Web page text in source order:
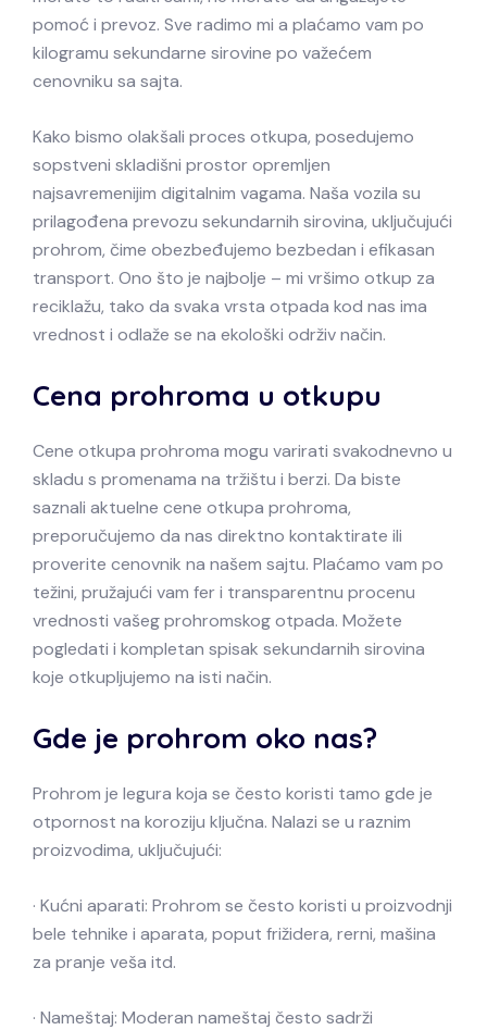
pomoć i prevoz. Sve radimo mi a plaćamo vam po
kilogramu sekundarne sirovine po važećem
cenovniku sa sajta.
Kako bismo olakšali proces otkupa, posedujemo
sopstveni skladišni prostor opremljen
najsavremenijim digitalnim vagama. Naša vozila su
prilagođena prevozu sekundarnih sirovina, uključujući
prohrom, čime obezbeđujemo bezbedan i efikasan
transport. Ono što je najbolje – mi vršimo otkup za
reciklažu, tako da svaka vrsta otpada kod nas ima
vrednost i odlaže se na ekološki održiv način.
Cena prohroma u otkupu
Cene otkupa prohroma mogu varirati svakodnevno u
skladu s promenama na tržištu i berzi. Da biste
saznali aktuelne cene otkupa prohroma,
preporučujemo da nas direktno kontaktirate ili
proverite cenovnik na našem sajtu. Plaćamo vam po
težini, pružajući vam fer i transparentnu procenu
vrednosti vašeg prohromskog otpada. Možete
pogledati i kompletan spisak sekundarnih sirovina
koje otkupljujemo na isti način.
Gde je prohrom oko nas?
Prohrom je legura koja se često koristi tamo gde je
otpornost na koroziju ključna. Nalazi se u raznim
proizvodima, uključujući:
· Kućni aparati: Prohrom se često koristi u proizvodnji
bele tehnike i aparata, poput frižidera, rerni, mašina
za pranje veša itd.
· Nameštaj: Moderan nameštaj često sadrži